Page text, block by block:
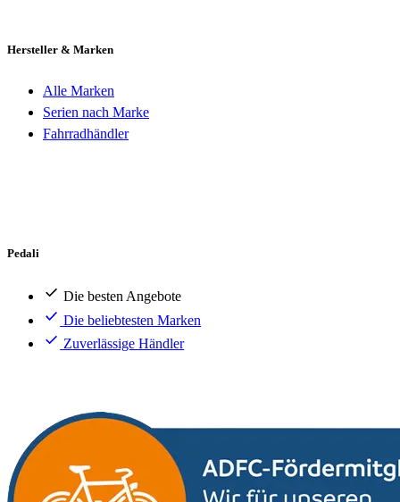
Hersteller & Marken
Alle Marken
Serien nach Marke
Fahrradhändler
Pedali
Die besten Angebote
Die beliebtesten Marken
Zuverlässige Händler